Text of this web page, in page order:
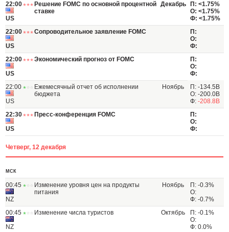
22:00
US
Решение FOMC по основной процентной
ставке
Декабрь
П: <1.75%
О: <1.75%
Ф: <1.75%
22:00
US
Сопроводительное заявление FOMC
П:
О:
Ф:
22:00
US
Экономический прогноз от FOMC
П:
О:
Ф:
22:00
US
Ежемесячный отчет об исполнении
бюджета
Ноябрь
П: -134.5B
О: -200.0B
Ф: -208.8B
22:30
US
Пресс-конференция FOMC
П:
О:
Ф:
Четверг, 12 декабря
МСК
00:45
NZ
Изменение уровня цен на продукты
питания
Ноябрь
П: -0.3%
О:
Ф: -0.7%
00:45
NZ
Изменение числа туристов Октябрь
П: -0.1%
О:
Ф: 0.0%